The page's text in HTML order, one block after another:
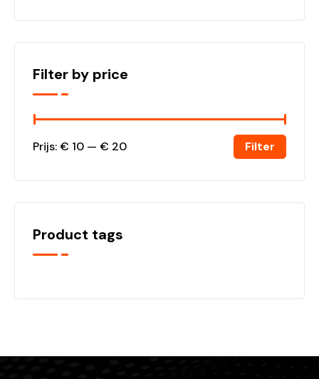
Filter by price
Filter
Prijs:€ 10 — € 20
Product tags